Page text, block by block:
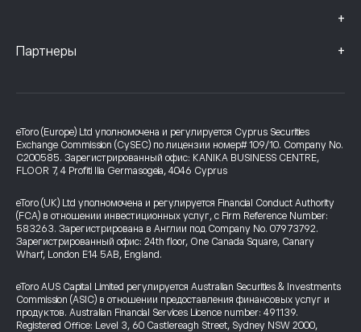
+
Партнеры +
eToro (Europe) Ltd уполномочена и регулируется Cyprus Securities
Exchange Commission (CySEC) по лицензии номер# 109/10. Company No.
C200585. Зарегистрированный офис: KANIKA BUSINESS CENTRE,
FLOOR 7, 4 Profiti Ilia Germasogeia, 4046 Cyprus
eToro (UK) Ltd уполномочена и регулируется Financial Conduct Authority
(FCA) в отношении инвестиционных услуг, с Firm Reference Number:
583263. Зарегистрирована в Англии под Company No. 07973792.
Зарегистрированный офис: 24th floor, One Canada Square, Canary
Wharf, London E14 5AB, England.
eToro AUS Capital Limited регулируется Australian Securities & Investments
Commission (ASIC) в отношении предоставления финансовых услуг и
продуктов. Australian Financial Services Licence number: 491139.
Registered Office: Level 3, 60 Castlereagh Street, Sydney NSW 2000,